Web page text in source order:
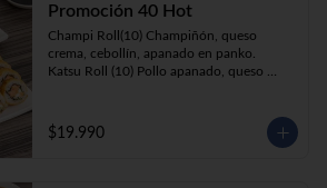
Promoción 40 Hot
Champi Roll(10) Champiñón, queso
crema, cebollín, apanado en panko.
Katsu Roll (10) Pollo apanado, queso
cebollín, apanado en panko.
Kani Roll(10) Kanikama, queso crema,
$19.990